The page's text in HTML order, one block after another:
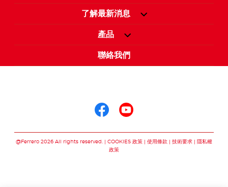
了解最新消息
產品
聯絡我們
@Ferrero 2026 All rights reserved. COOKIES 政策 使用條款 技術要求
隱私權
政策